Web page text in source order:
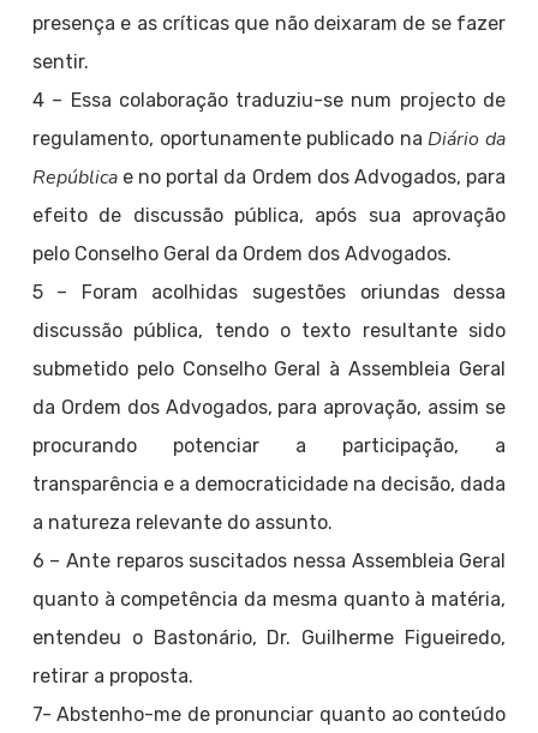
presença e as críticas que não deixaram de se fazer
sentir.
4 – Essa colaboração traduziu-se num projecto de
regulamento, oportunamente publicado na Diário da
Repúblicae no portal da Ordem dos Advogados, para
efeito de discussão pública, após sua aprovação
pelo Conselho Geral da Ordem dos Advogados.
5 – Foram acolhidas sugestões oriundas dessa
discussão pública, tendo o texto resultante sido
submetido pelo Conselho Geral à Assembleia Geral
da Ordem dos Advogados, para aprovação, assim se
procurando potenciar a participação, a
transparência e a democraticidade na decisão, dada
a natureza relevante do assunto.
6 – Ante reparos suscitados nessa Assembleia Geral
quanto à competência da mesma quanto à matéria,
entendeu o Bastonário, Dr. Guilherme Figueiredo,
retirar a proposta.
7- Abstenho-me de pronunciar quanto ao conteúdo